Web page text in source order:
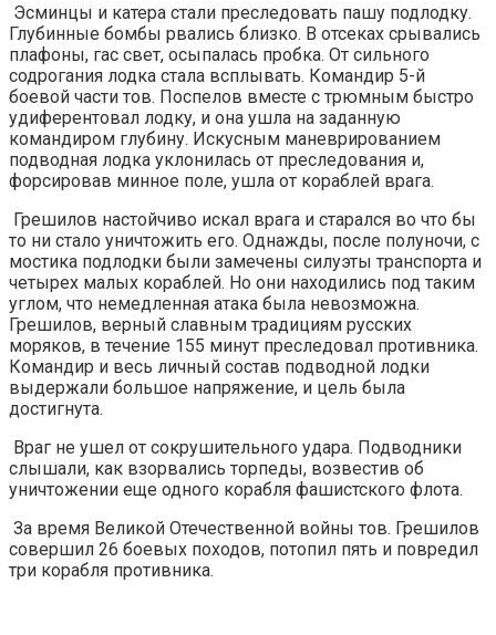
Эсминцы и катера стали преследовать пашу подлодку.
Глубинные бомбы рвались близко. В отсеках срывались
плафоны, гас свет, осыпалась пробка. От сильного
содрогания лодка стала всплывать. Командир 5-й
боевой части тов. Поспелов вместе с трюмным быстро
удиферентовал лодку, и она ушла на заданную
командиром глубину. Искусным маневрированием
подводная лодка уклонилась от преследования и,
форсировав минное поле, ушла от кораблей врага.
Грешилов настойчиво искал врага и старался во что бы
то ни стало уничтожить его. Однажды, после полуночи, с
мостика подлодки были замечены силуэты транспорта и
четырех малых кораблей. Но они находились под таким
углом, что немедленная атака была невозможна.
Грешилов, верный славным традициям русских
моряков, в течение 155 минут преследовал противника.
Командир и весь личный состав подводной лодки
выдержали большое напряжение, и цель была
достигнута.
Враг не ушел от сокрушительного удара. Подводники
слышали, как взорвались торпеды, возвестив об
уничтожении еще одного корабля фашистского флота.
За время Великой Отечественной войны тов. Грешилов
совершил 26 боевых походов, потопил пять и повредил
три корабля противника.